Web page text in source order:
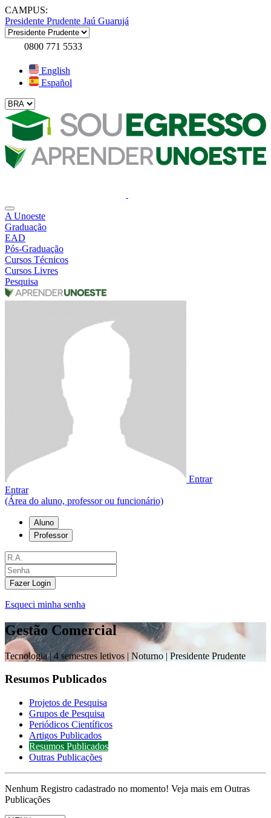
CAMPUS:
Presidente Prudente Jaú Guarujá
0800 771 5533
English
Español
A Unoeste
Graduação
EAD
Pós-Graduação
Cursos Técnicos
Cursos Livres
Pesquisa
Entrar
Entrar
(Área do aluno, professor ou funcionário)
Aluno
Professor
Fazer Login
Esqueci minha senha
Gestão Comercial
Tecnologia |4 semestres letivos | Noturno | Presidente Prudente
Resumos Publicados
Projetos de Pesquisa
Grupos de Pesquisa
Periódicos Científicos
Artigos Publicados
Resumos Publicados
Outras Publicações
Nenhum Registro cadastrado no momento! Veja mais em Outras
Publicações